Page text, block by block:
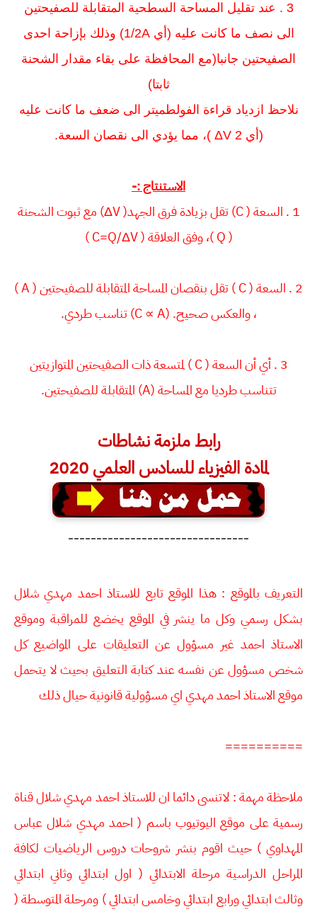
3 . عند تقليل المساحة السطحية المتقابلة للصفيحتين
الى نصف ما كانت عليه (أي 1/2A) وذلك بإزاحة احدى
الصفيحتين جانبا(مع المحافظة على بقاء مقدار الشحنة
ثابتا)
نلاحظ ازدياد قراءة الفولطميتر الى ضعف ما كانت عليه
(أي 2 ΔV )، مما يؤدي الى نقصان السعة.
الاستنتاج :-
1 . السعة ( C) تقل بزيادة فرق الجهد( ΔV) مع ثبوت الشحنة
( Q )، وفق العلاقة ( C=Q/ΔV )
2 . السعة ( C ) تقل بنقصان المساحة المتقابلة للصفيحتين ( A )
، والعكس صحيح. (C ∝ A) تناسب طردي.
3 . أي أن السعة ( C ) لمتسعة ذات الصفيحتين المتوازيتين
تتناسب طرديا مع المساحة (A) المتقابلة للصفيحتين.
رابط ملزمة نشاطات
لمادة الفيزياء للسادس العلمي 2020
--------------------------------
التعريف بالموقع : هذا الموقع تابع للاستاذ احمد مهدي شلال
بشكل رسمي وكل ما ينشر في الموقع يخضع للمراقبة وموقع
الاستاذ احمد غير مسؤول عن التعليقات على المواضيع كل
شخص مسؤول عن نفسه عند كتابة التعليق بحيث لا يتحمل
موقع الاستاذ احمد مهدي اي مسؤولية قانونية حيال ذلك
==========
ملاحظة مهمة : لاتنسى دائما ان للاستاذ احمد مهدي شلال قناة
رسمية على موقع اليوتيوب باسم ( احمد مهدي شلال عباس
المهداوي ) حيث اقوم بنشر شروحات دروس الرياضيات لكافة
المراحل الدراسية مرحلة الابتدائي ( اول ابتدائي وثاني ابتدائي
وثالث ابتدائي ورابع ابتدائي وخامس ابتدائي ) ومرحلة المتوسطة (